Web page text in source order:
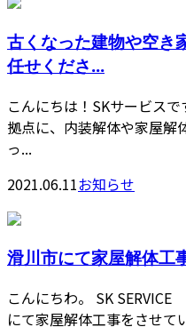
古くなった建物や空き
任せくださ...
こんにちは！SKサービス
拠点に、内装解体や家屋解
っ...
2021.06.11お知らせ
滑川市にて家屋解体工
こんにちわ。 SK
にて家屋解体工事をさせて